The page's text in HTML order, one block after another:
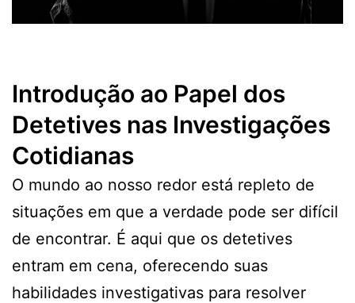
Introdução ao Papel dos
Detetives nas Investigações
Cotidianas
O mundo ao nosso redor está repleto de
situações em que a verdade pode ser difícil
de encontrar. É aqui que os detetives
entram em cena, oferecendo suas
habilidades investigativas para resolver